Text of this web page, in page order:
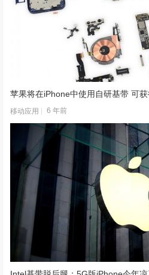
苹果将在iPhone中使用自研基带 可
移动应用 6 年前